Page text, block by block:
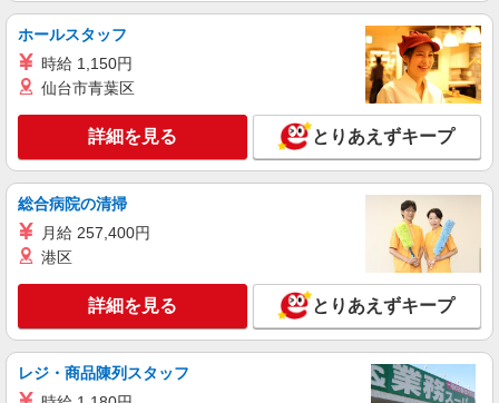
株式会社シエロ
携帯販売スタッフ【Y!mobile】
時給1600円〜 ※別途インセンティブ、職能評
価制度あり ※残業代支給 ★交通費別途支給（規定
あり） ゜+゜・。○。・゜+゜・。○。・゜+゜ 入
社祝い金10万円支給(規定有) お友達を紹介頂くと,
インセンティブ支給(規定有) ★月2回払い・週払い
可能（規程有）★ ゜・。○。・゜+゜・。○。・゜
岐阜県岐阜市の家電量販店
キープ 詳細を見る
派遣社員
株式会社シエロ
【au】人気機種に詳しくなれる携帯販売
時給1400〜1600円（経験・能力による） ※残
業代支給 ★交通費別途支給（規定あり） ゜
+゜・。○。・゜+゜・。○。・゜+゜ 入社祝い金10
万円支給(規定有) お友達を紹介頂くと, インセンテ
岐阜県岐阜市の携帯ショップ
ホールスタッフ
時給 1,150円
仙台市青葉区
詳細を見る とりあえずキープ
総合病院の清掃
月給 257,400円
港区
詳細を見る とりあえずキープ
レジ・商品陳列スタッフ